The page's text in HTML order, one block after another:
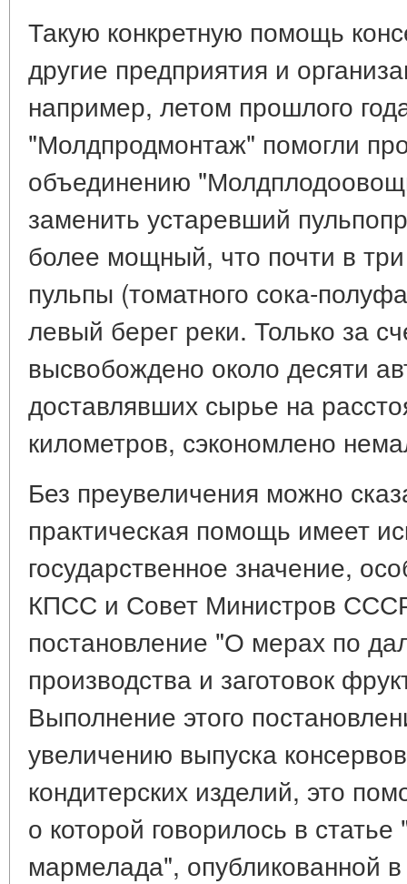
Такую конкретную помощь
другие предприятия и
например, летом прошлого
"Молдпродмонтаж" помогли
объединению
заменить устаревший
более мощный, что почти в
пульпы (томатного сока-
левый берег реки. Только за
высвобождено около десяти
доставлявших сырье на
километров, сэкономлено
Без преувеличения можно
практическая помощь имеет
государственное значение,
КПСС и Совет Министров
постановление "О мерах по
производства и заготовок
Выполнение этого
увеличению выпуска
кондитерских изделий, это
о которой говорилось в статье
мармелада", опубликованной